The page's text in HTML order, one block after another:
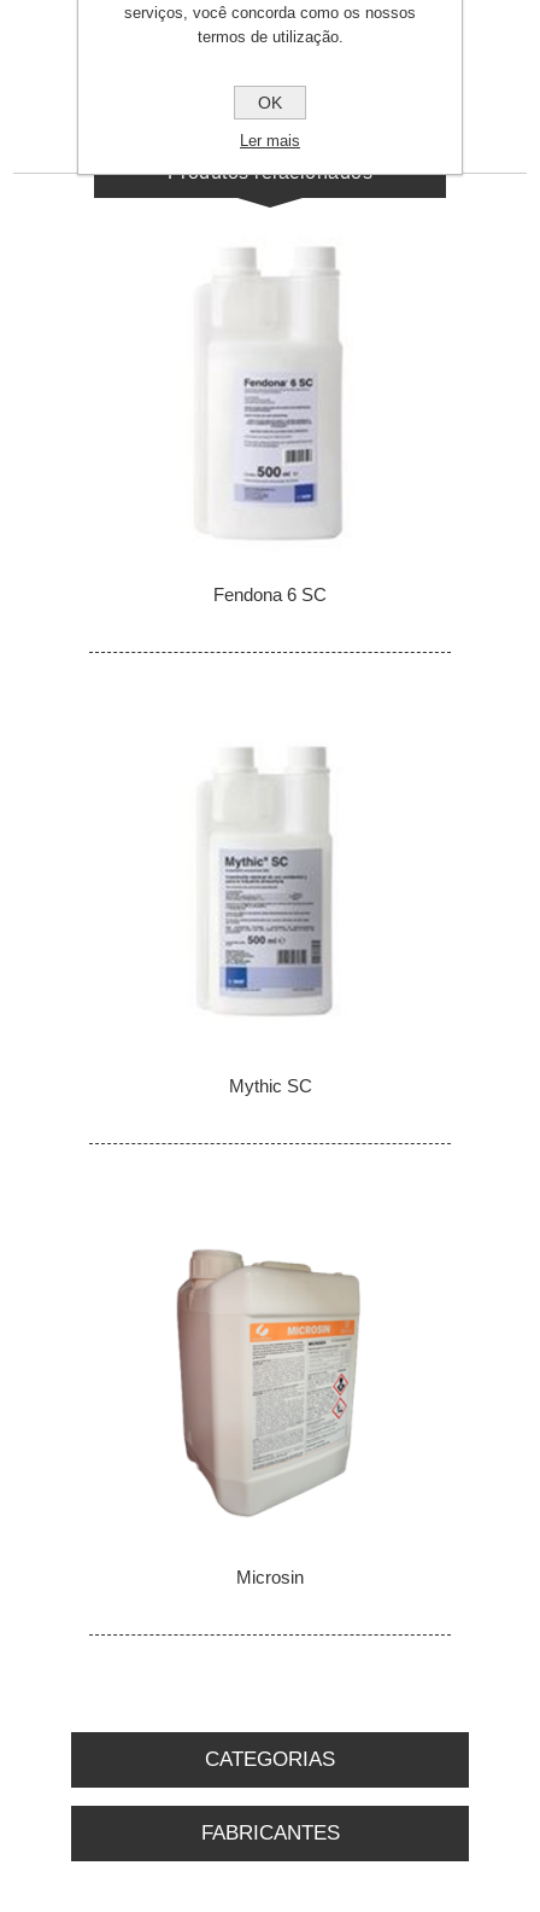
Microsin
Produtos relacionados
Fendona 6 SC
Mythic SC
Microsin
CATEGORIAS
FABRICANTES
serviços, você concorda como os nossos
termos de utilização.
OK
Ler mais